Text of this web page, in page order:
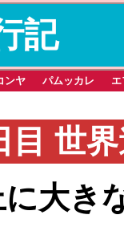
記
ンヤ パムッカレ
目 世
大き